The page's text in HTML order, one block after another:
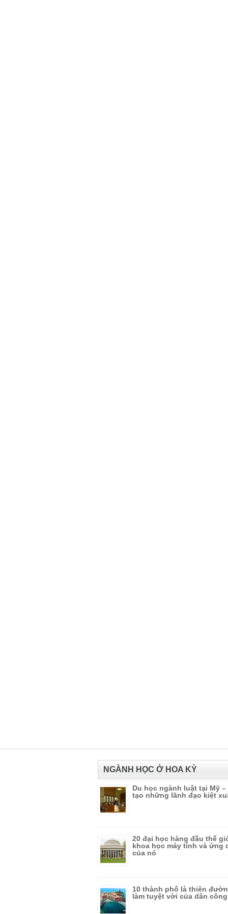
NGÀNH HỌC Ở HOA KỲ
Du học ngành luật tại Mỹ
tạo những lãnh đạo kiệt
20 đại học hàng đầu thế
khoa học máy tính và ứng
của nó
10 thành phố là thiên
làm tuyệt vời của dân